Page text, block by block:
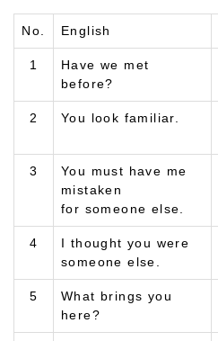
No. English
1
Have we met
before?
2 You look familiar.
3
You must have me
mistaken
for someone else.
4
I thought you were
someone else.
5
What brings you
here?